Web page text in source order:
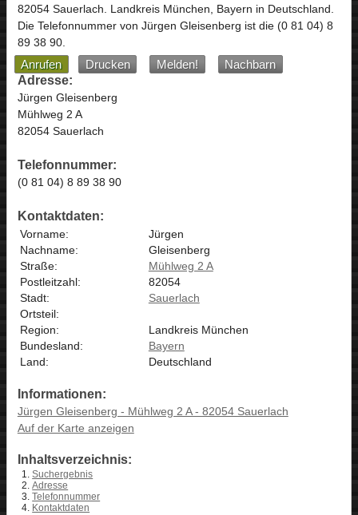
82054 Sauerlach. Landkreis München, Bayern in Deutschland.
Die Telefonnummer von Jürgen Gleisenberg ist die (0 81 04) 8
89 38 90.
Anrufen Drucken Melden!
Nachbarn
Adresse:
Jürgen Gleisenberg
Mühlweg 2 A
82054 Sauerlach
Telefonnummer:
(0 81 04) 8 89 38 90
Kontaktdaten:
Vorname:
Jürgen
Nachname:
Gleisenberg
Straße:
Mühlweg 2 A
Postleitzahl:
82054
Stadt:
Sauerlach
Ortsteil:
Region:
Landkreis München
Bundesland:
Bayern
Land:
Deutschland
Informationen:
Jürgen Gleisenberg - Mühlweg 2 A - 82054 Sauerlach
Auf der Karte anzeigen
Inhaltsverzeichnis:
Suchergebnis
Adresse
Telefonnummer
Kontaktdaten